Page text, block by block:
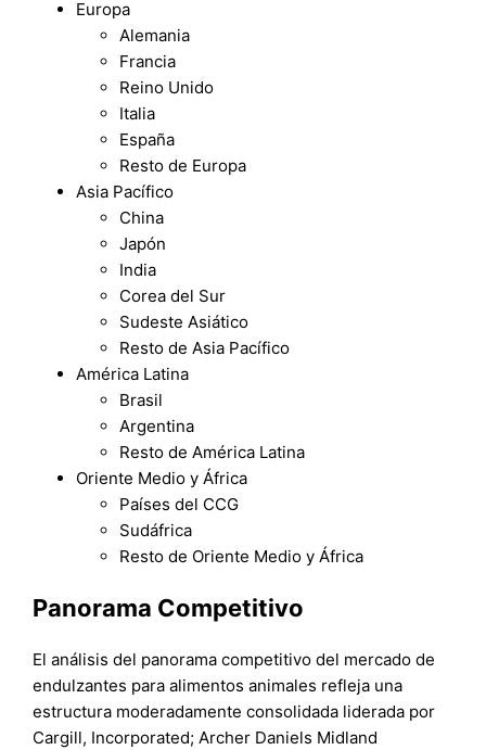
Europa
Alemania
Francia
Reino Unido
Italia
España
Resto de Europa
Asia Pacífico
China
Japón
India
Corea del Sur
Sudeste Asiático
Resto de Asia Pacífico
América Latina
Brasil
Argentina
Resto de América Latina
Oriente Medio y África
Países del CCG
Sudáfrica
Resto de Oriente Medio y África
Panorama Competitivo
El análisis del panorama competitivo del mercado de
endulzantes para alimentos animales refleja una
estructura moderadamente consolidada liderada por
Cargill, Incorporated; Archer Daniels Midland